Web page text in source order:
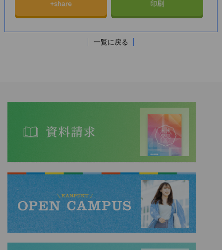
+share 印刷
一覧に戻る